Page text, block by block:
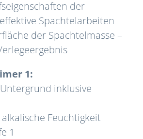
der
Spachtelarbeiten
der Spachtelmasse –
1:
inklusive
Feuchtigkeit
1